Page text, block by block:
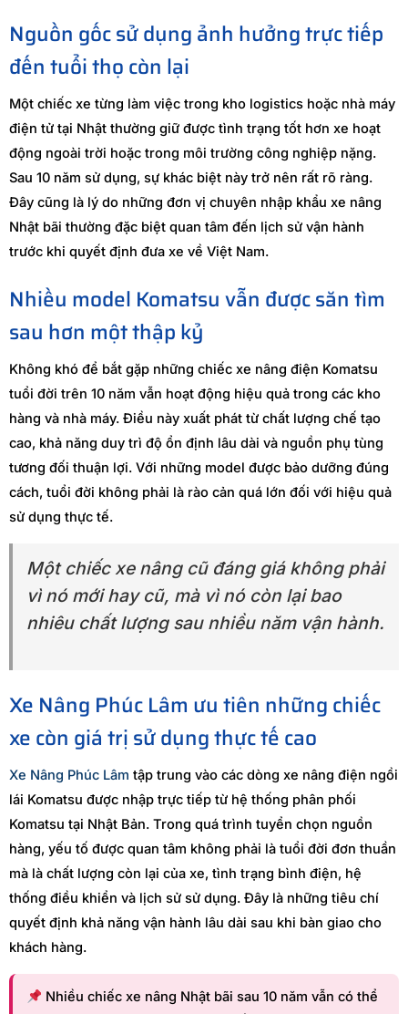
Nguồn gốc sử dụng ảnh hưởng trực tiếp
đến tuổi thọ còn lại
Một chiếc xe từng làm việc trong kho logistics hoặc nhà máy
điện tử tại Nhật thường giữ được tình trạng tốt hơn xe hoạt
động ngoài trời hoặc trong môi trường công nghiệp nặng.
Sau 10 năm sử dụng, sự khác biệt này trở nên rất rõ ràng.
Đây cũng là lý do những đơn vị chuyên nhập khẩu xe nâng
Nhật bãi thường đặc biệt quan tâm đến lịch sử vận hành
trước khi quyết định đưa xe về Việt Nam.
Nhiều model Komatsu vẫn được săn tìm
sau hơn một thập kỷ
Không khó để bắt gặp những chiếc xe nâng điện Komatsu
tuổi đời trên 10 năm vẫn hoạt động hiệu quả trong các kho
hàng và nhà máy. Điều này xuất phát từ chất lượng chế tạo
cao, khả năng duy trì độ ổn định lâu dài và nguồn phụ tùng
tương đối thuận lợi. Với những model được bảo dưỡng đúng
cách, tuổi đời không phải là rào cản quá lớn đối với hiệu quả
sử dụng thực tế.
Một chiếc xe nâng cũ đáng giá không phải
vì nó mới hay cũ, mà vì nó còn lại bao
nhiêu chất lượng sau nhiều năm vận hành.
Xe Nâng Phúc Lâm ưu tiên những chiếc
xe còn giá trị sử dụng thực tế cao
Xe Nâng Phúc Lâm tập trung vào các dòng xe nâng điện ngồi
lái Komatsu được nhập trực tiếp từ hệ thống phân phối
Komatsu tại Nhật Bản. Trong quá trình tuyển chọn nguồn
hàng, yếu tố được quan tâm không phải là tuổi đời đơn thuần
mà là chất lượng còn lại của xe, tình trạng bình điện, hệ
thống điều khiển và lịch sử sử dụng. Đây là những tiêu chí
quyết định khả năng vận hành lâu dài sau khi bàn giao cho
khách hàng.
Nhiều chiếc xe nâng Nhật bãi sau 10 năm vẫn có thể